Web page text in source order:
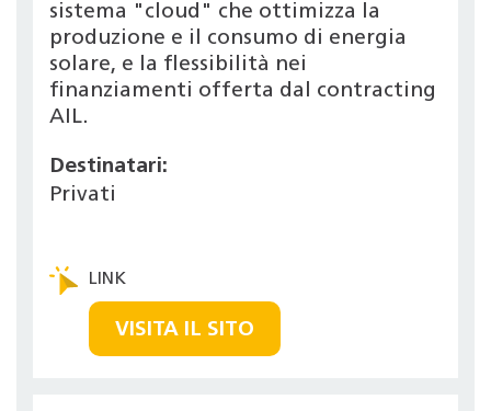
sistema "cloud" che ottimizza la
produzione e il consumo di energia
solare, e la flessibilità nei
finanziamenti offerta dal contracting
AIL.
Destinatari:
Privati
VISITA IL SITO